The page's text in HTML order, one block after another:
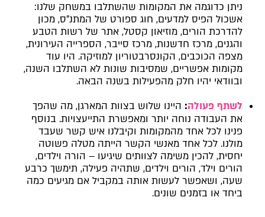
ניתן כדוגמה את המקומות שהשתלבו במשחק שלנו:
אשכול הפיס למדעים, חוג ספורט של המתנ"ס, מכון
להדרכת הורים, מוזיאון קסטל, אתר של רשות הטבע
והגנים, מרכז חדשנות, מרכז סייבר, הספרייה העירונית,
מצפה הכוכבים, הקונסרבטוריון למוזיקה. היו עוד
מקומות אפשריים, שמסיבות שונות לא השתלבו השנה,
ובוודאי יהיו חלק מהפעילות בשנה הבאה.
לשתף פעולה: היינו שלוש בצוות המארגן, מה שהפך
את העבודה נוחה יותר ומאפשרת התייעצויות. בנוסף
פנינו לכל אחד מהמקומות וקיבלנו איש קשר שעבד
מולנו. לכל אחד מאנשי הקשר הייתה מטלה פשוטה
יחסית, להכין משימה לצוותים שיגיעו – הורה וילדים,
הורים וילד, הורים וילדים, שתהיה פעילה, תימשך כרבע
שעה, ושאפשר לעשות אותה במקביל אם מגיעים כמה
ביחד או בזמנים שונים.